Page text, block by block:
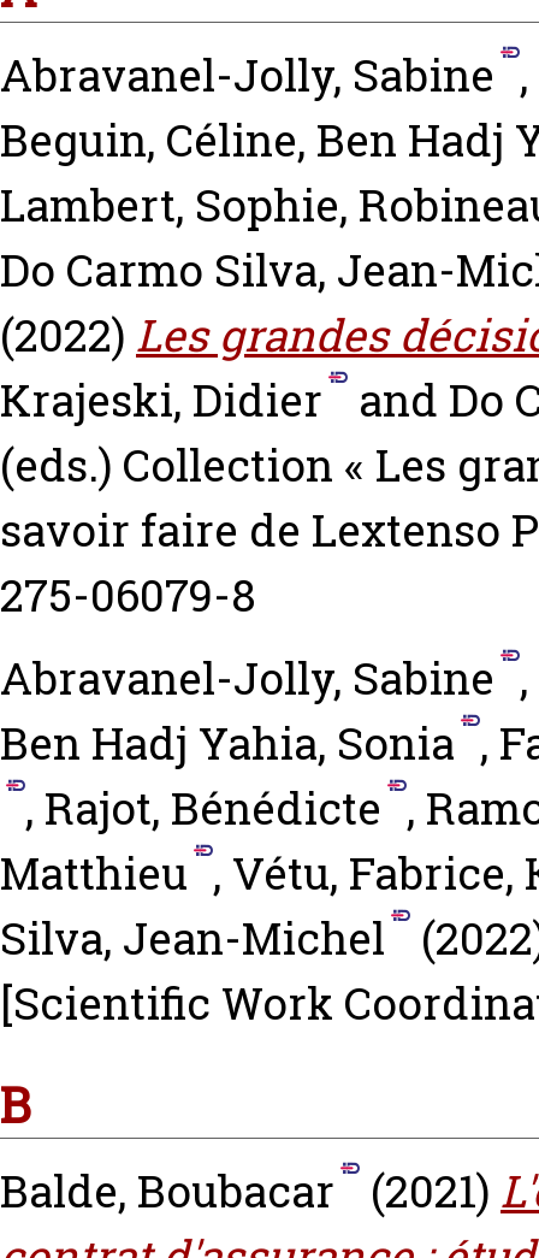
Abravanel-Jolly, Sabine ,
Beguin, Céline, Ben Hadj
Lambert, Sophie,
Do Carmo Silva, Jean-
(2022) Les grandes
Krajeski, Didier
and Do
(eds.) Collection « Les
savoir faire de Lextenso
275-06079-8
Abravanel-Jolly, Sabine ,
Ben Hadj Yahia, Sonia ,
, Rajot, Bénédicte ,
Matthieu , Vétu, Fabrice,
Silva, Jean-Michel
[Scientific Work
B
Balde, Boubacar (2021)